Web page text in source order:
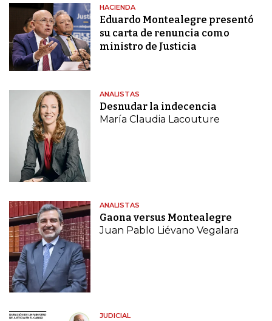
HACIENDA
Eduardo Montealegre presentó
su carta de renuncia como
ministro de Justicia
ANALISTAS
Desnudar la indecencia
María Claudia Lacouture
ANALISTAS
Gaona versus Montealegre
Juan Pablo Liévano Vegalara
JUDICIAL